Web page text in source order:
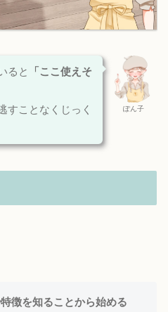
ぽん子
ると
「ここ使えそ
すことなくじっく
徴を知ることから始める